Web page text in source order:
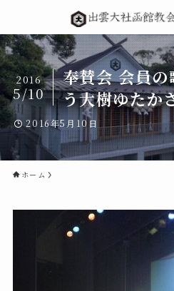
奉賛会 会員
う大樹ゆたか
2016
5/10
2016年5月10日
ホーム